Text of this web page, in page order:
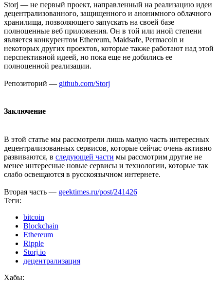
Storj — не первый проект, направленный на реализацию идеи
децентрализованного, защищенного и анонимного облачного
хранилища, позволяющего запускать на своей базе
полноценные веб приложения. Он в той или иной степени
является конкурентом Ethereum, Maidsafe, Permacoin и
некоторых других проектов, которые также работают над этой
перспективной идеей, но пока еще не добились ее
полноценной реализации.
Репозиторий — github.com/Storj
Заключение
В этой статье мы рассмотрели лишь малую часть интересных
децентрализованных сервисов, которые сейчас очень активно
развиваются, в следующей части мы рассмотрим другие не
менее интересные новые сервисы и технологии, которые так
слабо освещаются в русскоязычном интернете.
Вторая часть — geektimes.ru/post/241426
Теги:
bitcoin
Blockchain
Ethereum
Ripple
Storj.io
децентрализация
Хабы: